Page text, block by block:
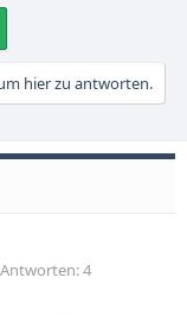
hier zu antworten.
Antworten: 4